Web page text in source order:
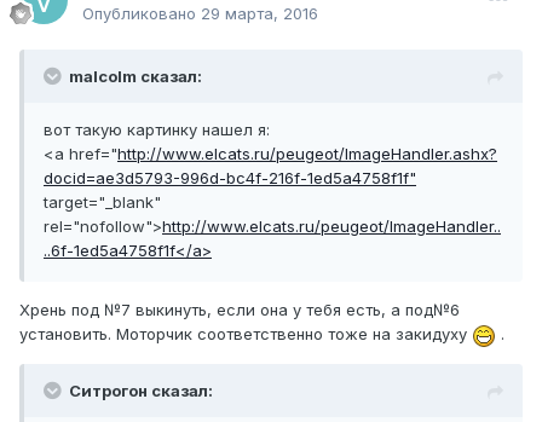
Опубликовано 29 марта, 2016
malcolm сказал:
вот такую картинку нашел я:
<a href="http://www.elcats.ru/peugeot/ImageHandler.ashx?
docid=ae3d5793-996d-bc4f-216f-1ed5a4758f1f"
target="_blank"
rel="nofollow">http://www.elcats.ru/peugeot/ImageHandler..
..6f-1ed5a4758f1f</a>
Хрень под №7 выкинуть, если она у тебя есть, а под№6
установить. Моторчик соответственно тоже на закидуху
.
Ситрогон сказал: